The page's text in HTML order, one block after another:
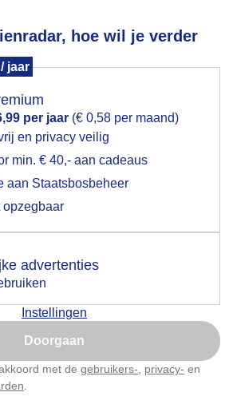
hoe wil je verder
jaar
per jaar (€ 0,58 per maand)
en privacy veilig
min. € 40,- aan cadeaus
aan Staatsbosbeheer
opzegbaar
advertenties
Instellingen
Doorgaan
met de gebruikers- privacy- en
Gemaakt: 15-09-2025, 48x bekeken
locatie gebruiken voor het
geen akkoord op hebt gegeven,
een pop-up uit je browser waarin
toon de popup
niet, misschien later
om dit aan te passen